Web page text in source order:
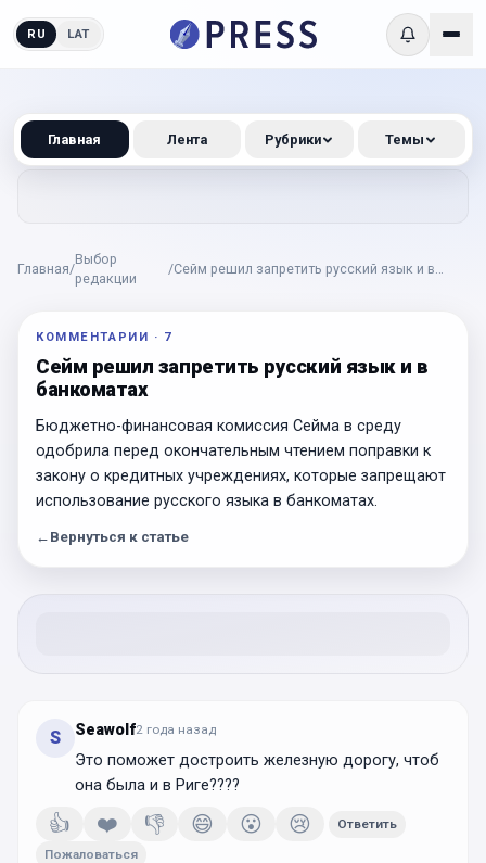
RU LAT
Главная/
Выбор
редакции
/Сейм решил запретить русский язык и в
КОММЕНТАРИИ · 7
Сейм решил запретить русский язык и в
банкоматах
Бюджетно-финансовая комиссия Сейма в среду
одобрила перед окончательным чтением поправки к
закону о кредитных учреждениях, которые запрещают
использование русского языка в банкоматах.
← Вернуться к статье
S Seawolf2 года назад
Это поможет достроить железную дорогу, чтоб
она была и в Риге????
👍 ❤️ 👎 😄 😮 😢 Ответить
Пожаловаться
Главная Лента Рубрики Темы